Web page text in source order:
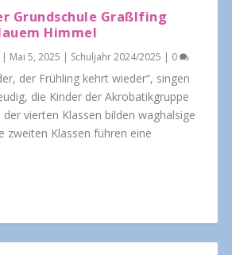
Grundschule Graßlfing
Himmel
| Mai 5, 2025 | Schuljahr 2024/2025 | 0
der Frühling kehrt wieder“, singen
die Kinder der Akrobatikgruppe
vierten Klassen bilden waghalsige
zweiten Klassen führen eine